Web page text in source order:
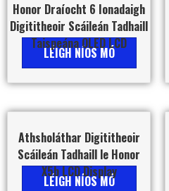
Honor Draíocht 6 Ionadaigh
Digititheoir Scáileán Tadhaill
Taispeána OLED LCD
LÉIGH NÍOS MÓ
Athsholáthar Digititheoir
Scáileán Tadhaill le Honor
X5b LCD Display
LÉIGH NÍOS MÓ